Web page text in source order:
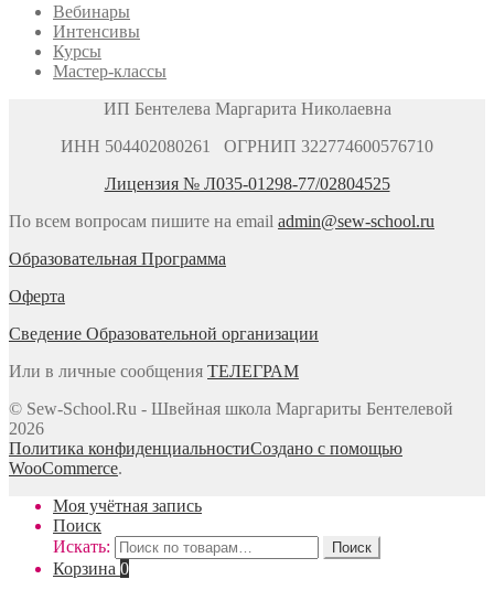
Вебинары
Интенсивы
Курсы
Мастер-классы
ИП Бентелева Маргарита Николаевна
ИНН 504402080261 ОГРНИП 322774600576710
Лицензия № Л035-01298-77/02804525
По всем вопросам пишите на email admin@sew-school.ru
Образовательная Программа
Оферта
Сведение Образовательной организации
Или в личные сообщения ТЕЛЕГРАМ
© Sew-School.Ru - Швейная школа Маргариты Бентелевой
2026
Политика конфиденциальностиСоздано с помощью
WooCommerce.
Моя учётная запись
Поиск
Искать:
Поиск
Корзина 0